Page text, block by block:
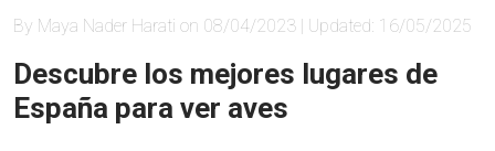
By Maya Nader Harati on 08/04/2023 | Updated: 16/05/2025
Descubre los mejores lugares de
España para ver aves